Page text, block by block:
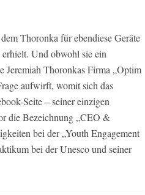
Thoronka für ebendiese Geräte
Und obwohl sie ein
Jeremiah Thoronkas Firma „Optim
aufwirft, womit sich das
Seite – seiner einzigen
die Bezeichnung „CEO &
bei der „Youth Engagement
bei der Unesco und seiner